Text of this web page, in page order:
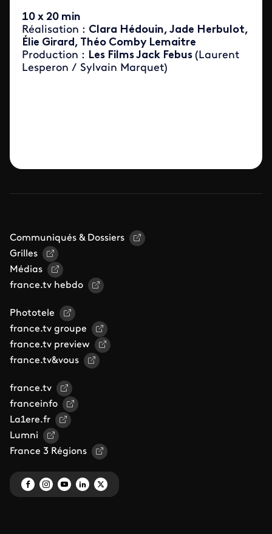
10 x 20 min
Réalisation : Clara Hédouin, Jade Herbulot,
Élie Girard, Théo Comby Lemaitre
Production : Les Films Jack Febus (Laurent
Lesperon / Sylvain Marquet)
Communiqués & Dossiers
Grilles
Médias
france.tv hebdo
Phototele
france.tv groupe
france.tv preview
france.tv&vous
france.tv
franceinfo
La1ere.fr
Lumni
France 3 Régions